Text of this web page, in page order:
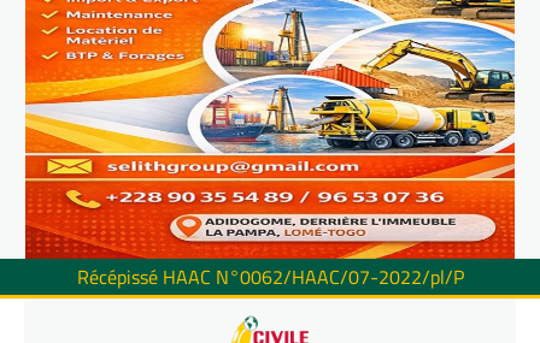
Récépissé HAAC N°0062/HAAC/07-2022/pl/P